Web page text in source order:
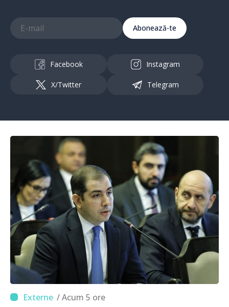
Abonează-te
Facebook Instagram
X/Twitter Telegram
/ Acum 5 ore